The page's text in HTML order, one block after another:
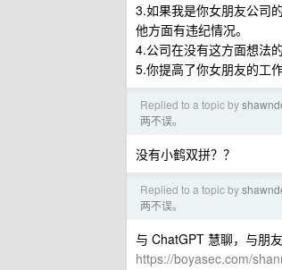
3.如果我是你女朋友公司
他方面有违纪情况。
4.公司在没有这方面想法
5.你提高了你女朋友的工
Replied to a topic by
两不误。
没有小鹤双拼？？
Replied to a topic by
两不误。
与 ChatGPT 慧聊，与朋
https://boyasec.com/